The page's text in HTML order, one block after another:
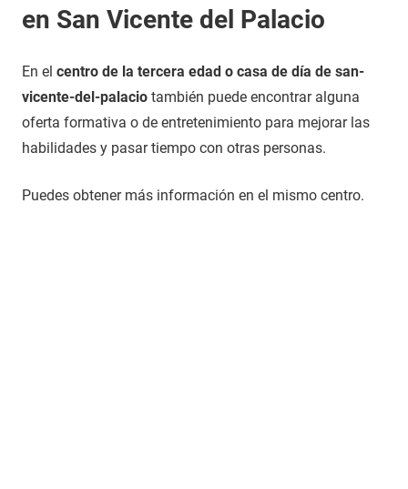
en San Vicente del Palacio
En el centro de la tercera edad o casa de día de san-
vicente-del-palacio también puede encontrar alguna
oferta formativa o de entretenimiento para mejorar las
habilidades y pasar tiempo con otras personas.
Puedes obtener más información en el mismo centro.